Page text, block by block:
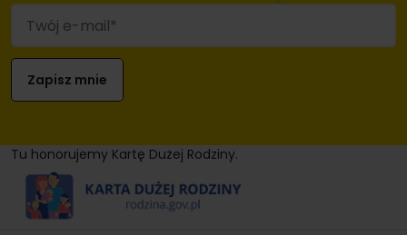
Tu honorujemy Kartę Dużej Rodziny.